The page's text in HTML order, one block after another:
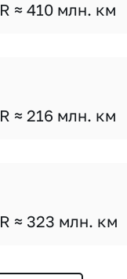
R ≈ 410 млн. км
R ≈ 216 млн. км
R ≈ 323 млн. км